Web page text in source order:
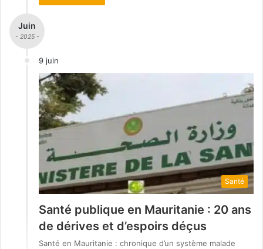
Juin
- 2025 -
9 juin
Santé
Santé publique en Mauritanie : 20 ans
de dérives et d’espoirs déçus
Santé en Mauritanie : chronique d’un système malade